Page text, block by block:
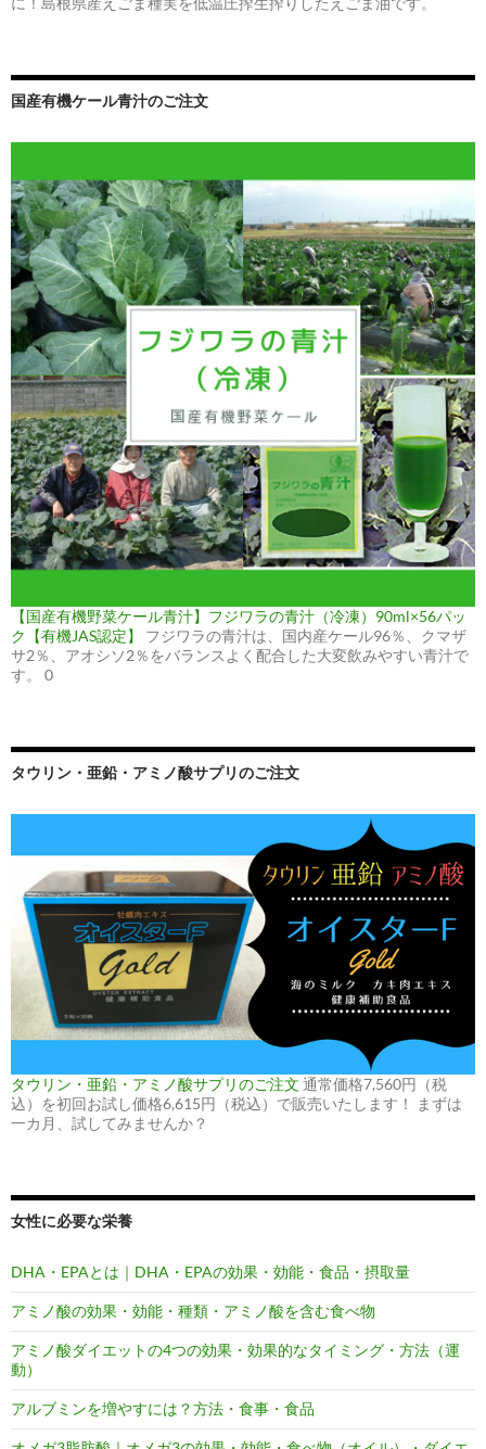
国産有機ケール青汁のご注文
【国産有機野菜ケール青汁】フジワラの青汁（冷凍）90ml×56パッ
ク【有機JAS認定】
フジワラの青汁は、国内産ケール96％、クマザ
サ2％、アオシソ2％をバランスよく配合した大変飲みやすい青汁で
す。 0
タウリン・亜鉛・アミノ酸サプリのご注文
タウリン・亜鉛・アミノ酸サプリのご注文 通常価格7,560円（税
込）を初回お試し価格6,615円（税込）で販売いたします！ まずは
一カ月、試してみませんか？
女性に必要な栄養
DHA・EPAとは｜DHA・EPAの効果・効能・食品・摂取量
アミノ酸の効果・効能・種類・アミノ酸を含む食べ物
アミノ酸ダイエットの4つの効果・効果的なタイミング・方法（運
動）
アルブミンを増やすには？方法・食事・食品